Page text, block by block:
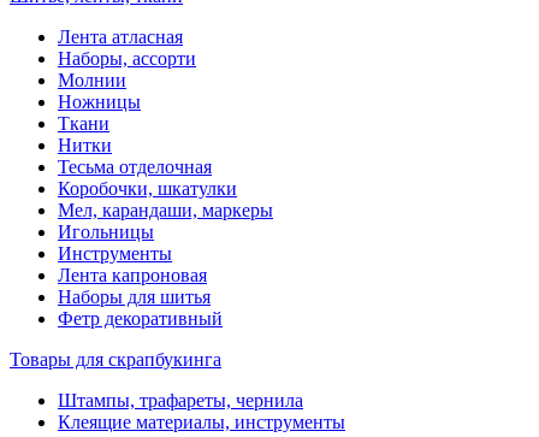
Лента атласная
Наборы, ассорти
Молнии
Ножницы
Ткани
Нитки
Тесьма отделочная
Коробочки, шкатулки
Мел, карандаши, маркеры
Игольницы
Инструменты
Лента капроновая
Наборы для шитья
Фетр декоративный
Товары для скрапбукинга
Штампы, трафареты, чернила
Клеящие материалы, инструменты